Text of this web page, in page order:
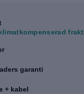
frakt
garanti
+ kabel